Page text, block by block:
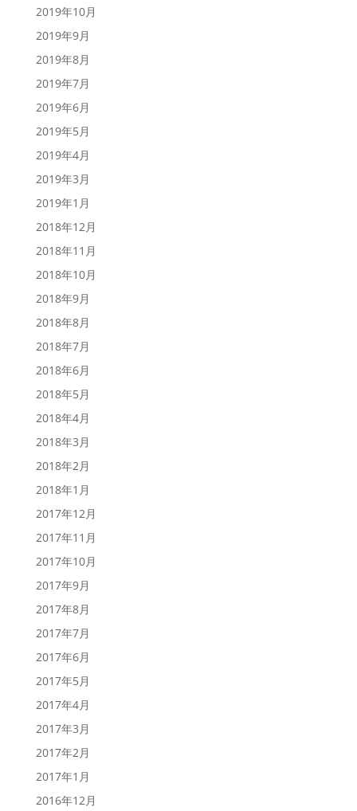
2019年10月
2019年9月
2019年8月
2019年7月
2019年6月
2019年5月
2019年4月
2019年3月
2019年1月
2018年12月
2018年11月
2018年10月
2018年9月
2018年8月
2018年7月
2018年6月
2018年5月
2018年4月
2018年3月
2018年2月
2018年1月
2017年12月
2017年11月
2017年10月
2017年9月
2017年8月
2017年7月
2017年6月
2017年5月
2017年4月
2017年3月
2017年2月
2017年1月
2016年12月